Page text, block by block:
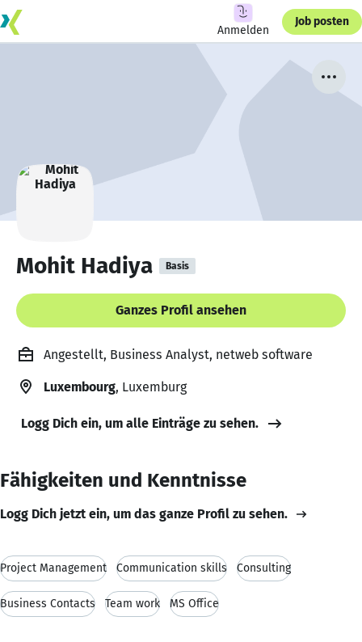
Anmelden
Job posten
Mohit Hadiya Basis
Ganzes Profil ansehen
Angestellt, Business Analyst, netweb software
Luxembourg, Luxemburg
Logg Dich ein, um alle Einträge zu sehen.
Fähigkeiten und Kenntnisse
Logg Dich jetzt ein, um das ganze Profil zu sehen.
Project Management Communication skills Consulting
Business Contacts Team work MS Office